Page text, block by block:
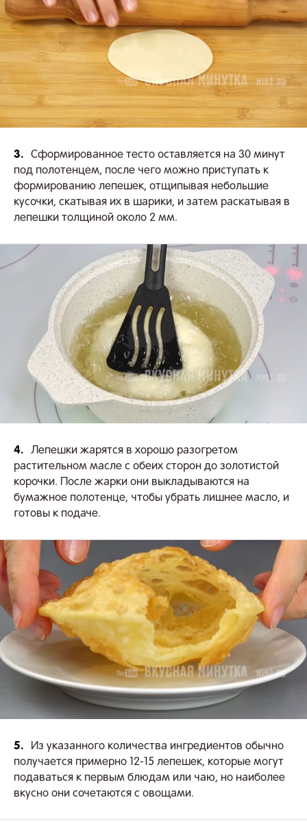
3.
Сформированное тесто оставляется на 30 минут
под полотенцем, после чего можно приступать к
формированию лепешек, отщипывая небольшие
кусочки, скатывая их в шарики, и затем раскатывая в
лепешки толщиной около 2 мм.
4.
Лепешки жарятся в хорошо разогретом
растительном масле с обеих сторон до золотистой
корочки. После жарки они выкладываются на
бумажное полотенце, чтобы убрать лишнее масло, и
готовы к подаче.
5.
Из указанного количества ингредиентов обычно
получается примерно 12-15 лепешек, которые могут
подаваться к первым блюдам или чаю, но наиболее
вкусно они сочетаются с овощами.